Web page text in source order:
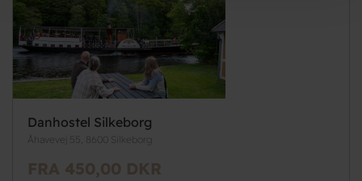
Danhostel Silkeborg
Åhavevej 55, 8600 Silkeborg
FRA 450,00 DKR